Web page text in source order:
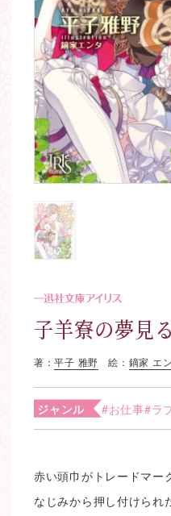
子羊寮の夢見
著：平子 雅野 絵： 鏑家 エ
ジャンル #お仕事#ラ
赤い頭巾がトレードマー
なじみから押し付けられ